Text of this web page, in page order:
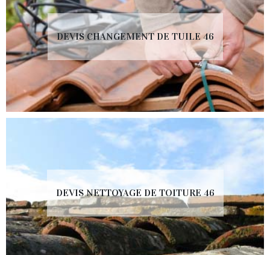
DEVIS CHANGEMENT DE TUILE 46
DEVIS NETTOYAGE DE TOITURE 46